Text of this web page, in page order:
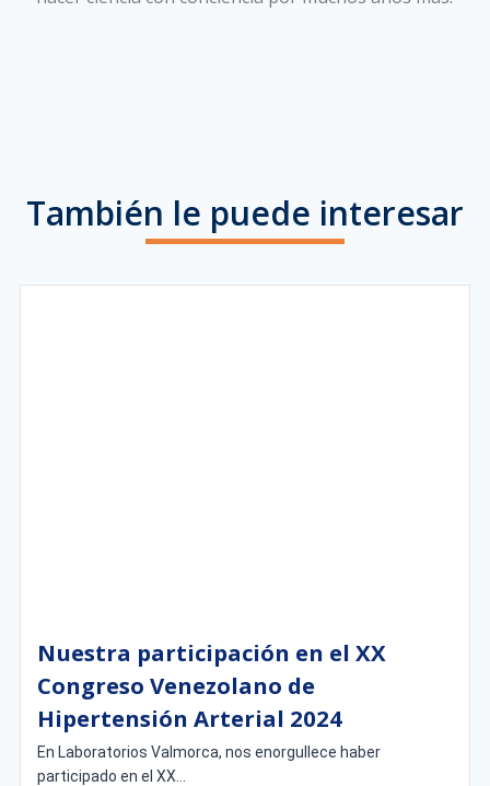
También le puede interesar
Nuestra participación en el XX
Congreso Venezolano de
Hipertensión Arterial 2024
En Laboratorios Valmorca, nos enorgullece haber
participado en el XX...